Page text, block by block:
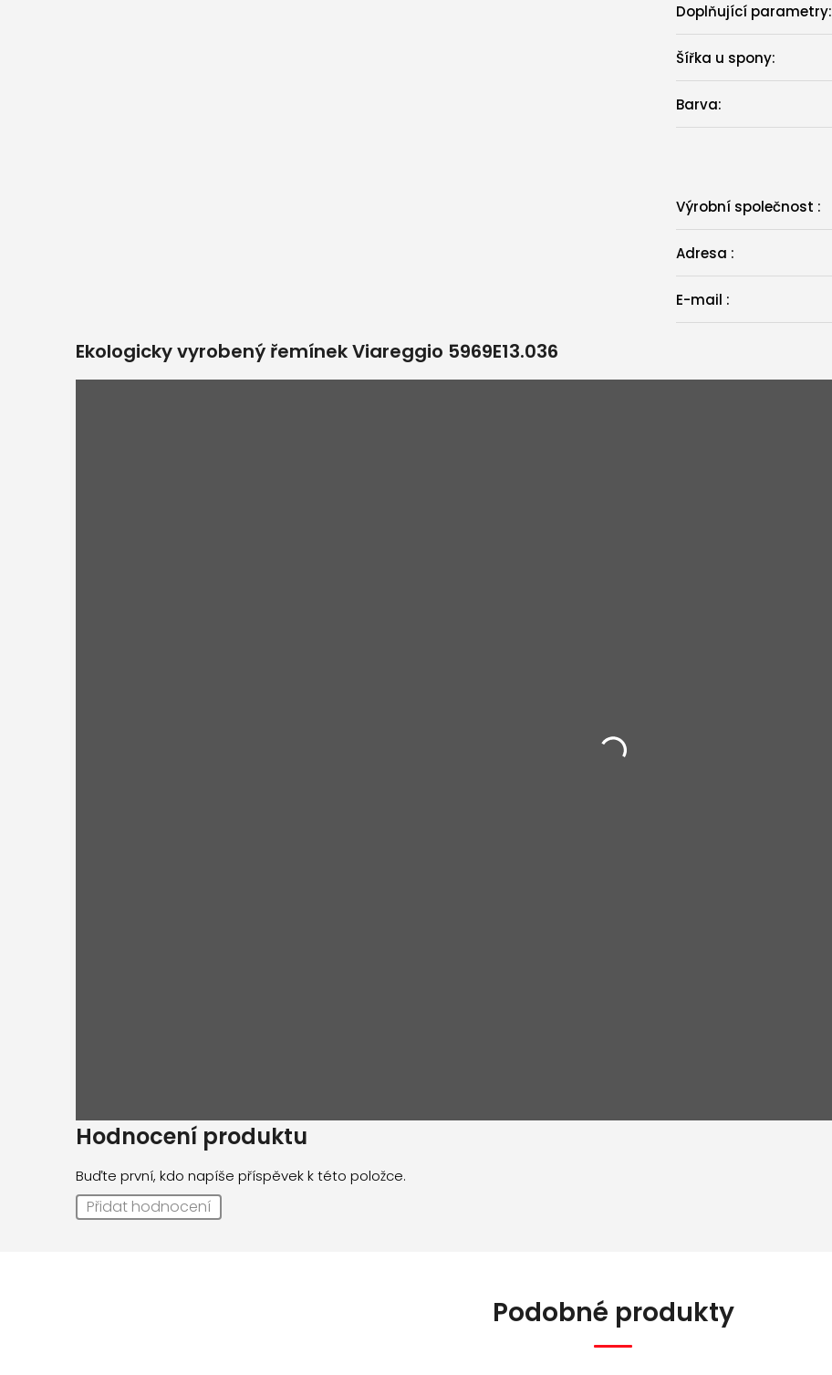
Doplňující parametry:
Šířka u spony:
Barva:
Výrobní společnost :
Adresa :
E-mail :
Ekologicky vyrobený řemínek Viareggio 5969E13.036
Hodnocení produktu
Buďte první, kdo napíše příspěvek k této položce.
Přidat hodnocení
Podobné produkty